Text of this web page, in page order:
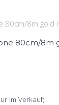
80cm/8m
im Verkauf)